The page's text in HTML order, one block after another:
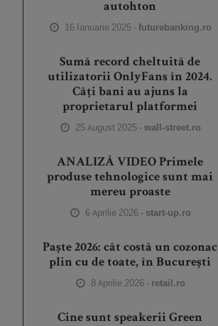
autohton
16 Ianuarie 2025 -futurebanking.ro
Sumă record cheltuită de
utilizatorii OnlyFans în 2024.
Câți bani au ajuns la
proprietarul platformei
25 August 2025 -wall-street.ro
ANALIZĂ VIDEO Primele
produse tehnologice sunt mai
mereu proaste
6 Aprilie 2026 - start-up.ro
Paște 2026: cât costă un cozonac
plin cu de toate, în București
8 Aprilie 2026 - retail.ro
Cine sunt speakerii Green